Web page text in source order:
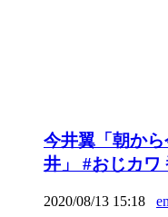
今井翼「朝か
井」 #おじカワ
2020/08/13 15:18